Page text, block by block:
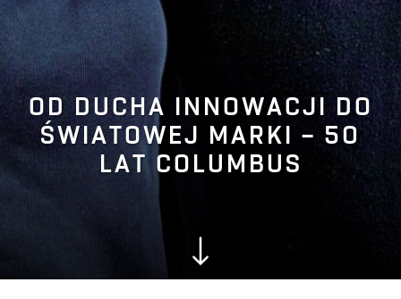
OD DUCHA INNOWACJI DO
ŚWIATOWEJ MARKI – 50
LAT COLUMBUS